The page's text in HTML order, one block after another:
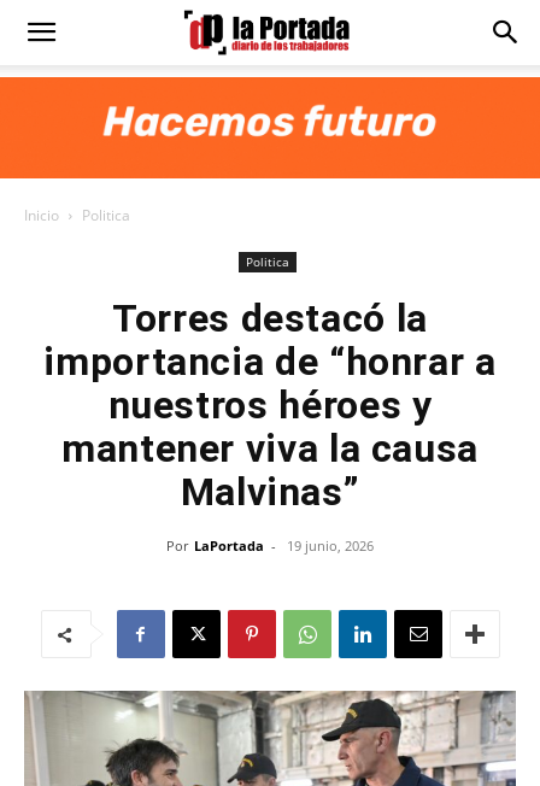
Diario
Inicio Politica
Politica
Torres destacó la
importancia de “honrar a
nuestros héroes y
mantener viva la causa
Malvinas”
Por LaPortada - 19 junio, 2026